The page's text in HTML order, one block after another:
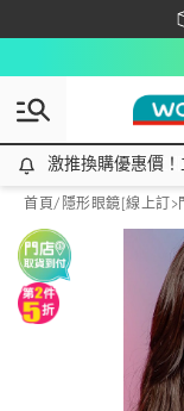
激推換購優惠價！立
激推換購優惠價
首頁/ 隱形眼鏡[線上訂>